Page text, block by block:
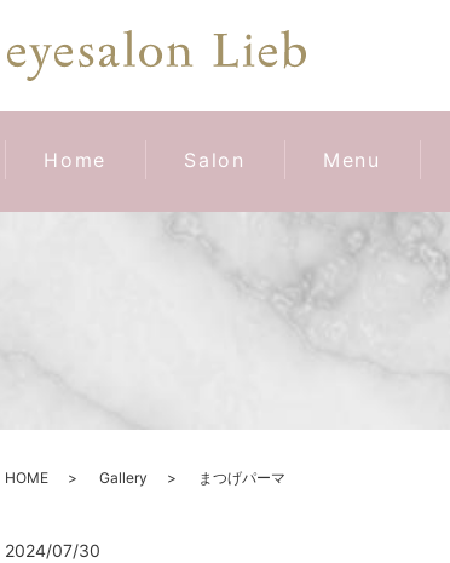
Home Salon Menu
HOME Gallery まつげパーマ
2024/07/30